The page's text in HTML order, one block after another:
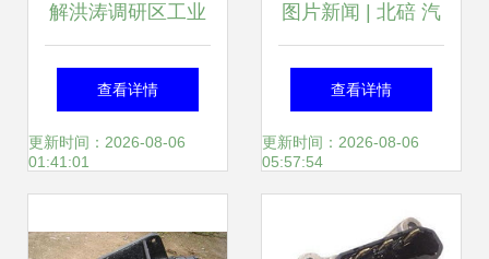
解洪涛调研区工业
项目建设指挥部及
汽车内饰件产业发
查看详情
更新时间：2026-08-06
01:41:01
图片新闻 | 北碚 汽
配工厂生产忙，汽
车配件供应喜迎开
查看详情
更新时间：2026-08-06
05:57:54